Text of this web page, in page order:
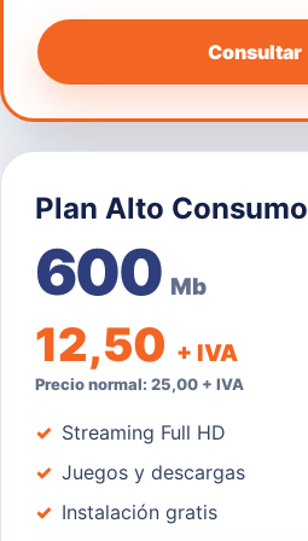
Consultar
Plan Alto Consumo
600 Mb
12,50 + IVA
Precio normal: 25,00 + IVA
Streaming Full HD
Juegos y descargas
Instalación gratis